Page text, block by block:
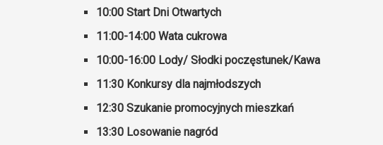
10:00 Start Dni Otwartych
11:00-14:00 Wata cukrowa
10:00-16:00 Lody/ Słodki poczęstunek/Kawa
11:30 Konkursy dla najmłodszych
12:30 Szukanie promocyjnych mieszkań
13:30 Losowanie nagród